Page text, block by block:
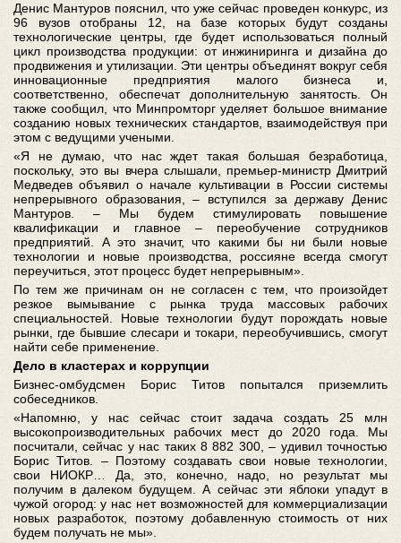
Денис Мантуров пояснил, что уже сейчас проведен конкурс, из
96 вузов отобраны 12, на базе которых будут созданы
технологические центры, где будет использоваться полный
цикл производства продукции: от инжиниринга и дизайна до
продвижения и утилизации. Эти центры объединят вокруг себя
инновационные предприятия малого бизнеса и,
соответственно, обеспечат дополнительную занятость. Он
также сообщил, что Минпромторг уделяет большое внимание
созданию новых технических стандартов, взаимодействуя при
этом с ведущими учеными.
«Я не думаю, что нас ждет такая большая безработица,
поскольку, это вы вчера слышали, премьер-министр Дмитрий
Медведев объявил о начале культивации в России системы
непрерывного образования, – вступился за державу Денис
Мантуров. – Мы будем стимулировать повышение
квалификации и главное – переобучение сотрудников
предприятий. А это значит, что какими бы ни были новые
технологии и новые производства, россияне всегда смогут
переучиться, этот процесс будет непрерывным».
По тем же причинам он не согласен с тем, что произойдет
резкое вымывание с рынка труда массовых рабочих
специальностей. Новые технологии будут порождать новые
рынки, где бывшие слесари и токари, переобучившись, смогут
найти себе применение.
Дело в кластерах и коррупции
Бизнес-омбудсмен Борис Титов попытался приземлить
собеседников.
«Напомню, у нас сейчас стоит задача создать 25 млн
высокопроизводительных рабочих мест до 2020 года. Мы
посчитали, сейчас у нас таких 8 882 300, – удивил точностью
Борис Титов. – Поэтому создавать свои новые технологии,
свои НИОКР… Да, это, конечно, надо, но результат мы
получим в далеком будущем. А сейчас эти яблоки упадут в
чужой огород: у нас нет возможностей для коммерциализации
новых разработок, поэтому добавленную стоимость от них
будем получать не мы».